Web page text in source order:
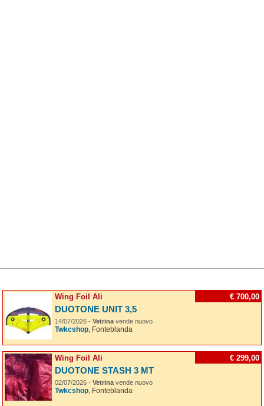
Wing Foil Ali € 700,00
DUOTONE UNIT 3,5
14/07/2026 - Vetrina vende nuovo
Twkcshop, Fonteblanda
Wing Foil Ali € 299,00
DUOTONE STASH 3 MT
02/07/2026 - Vetrina vende nuovo
Twkcshop, Fonteblanda